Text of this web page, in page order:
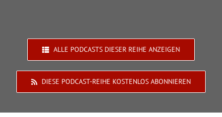
ALLE PODCASTS DIESER REIHE ANZEIGEN
DIESE PODCAST-REIHE KOSTENLOS ABONNIEREN